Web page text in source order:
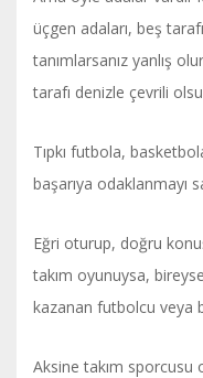
üçgen adaları, beş
tanımlarsanız yanlış
tarafı denizle çevrili
Tıpkı futbola,
başarıya odaklanmayı
Eğri oturup, doğru
takım oyunuysa,
kazanan futbolcu veya
Aksine takım